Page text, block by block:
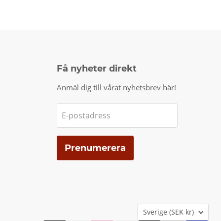
Få nyheter direkt
Anmäl dig till vårat nyhetsbrev här!
E-postadress
Prenumerera
Land
Sverige (SEK kr)